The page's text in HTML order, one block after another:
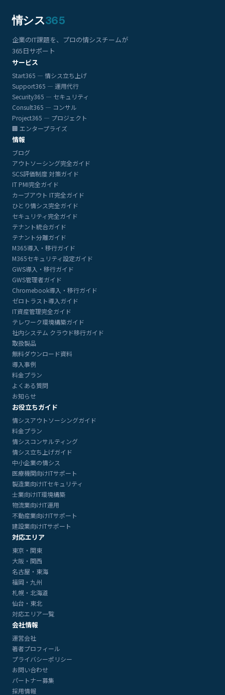
情シス365
企業のIT課題を、プロの情シスチームが
365日サポート
サービス
Start365 — 情シス立ち上げ
Support365 — 運用代行
Security365 — セキュリティ
Consult365 — コンサル
Project365 — プロジェクト
🏢 エンタープライズ
情報
ブログ
アウトソーシング完全ガイド
SCS評価制度 対策ガイド
IT PMI完全ガイド
カーブアウト IT完全ガイド
ひとり情シス完全ガイド
セキュリティ完全ガイド
テナント統合ガイド
テナント分離ガイド
M365導入・移行ガイド
M365セキュリティ設定ガイド
GWS導入・移行ガイド
GWS管理者ガイド
Chromebook導入・移行ガイド
ゼロトラスト導入ガイド
IT資産管理完全ガイド
テレワーク環境構築ガイド
社内システム クラウド移行ガイド
取扱製品
無料ダウンロード資料
導入事例
料金プラン
よくある質問
お知らせ
お役立ちガイド
情シスアウトソーシングガイド
料金プラン
情シスコンサルティング
情シス立ち上げガイド
中小企業の情シス
医療機関向けITサポート
製造業向けITセキュリティ
士業向けIT環境構築
物流業向けIT運用
不動産業向けITサポート
建設業向けITサポート
対応エリア
東京・関東
大阪・関西
名古屋・東海
福岡・九州
札幌・北海道
仙台・東北
対応エリア一覧
会社情報
運営会社
著者プロフィール
プライバシーポリシー
お問い合わせ
パートナー募集
採用情報